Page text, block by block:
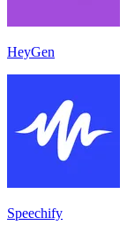
HeyGen
Speechify